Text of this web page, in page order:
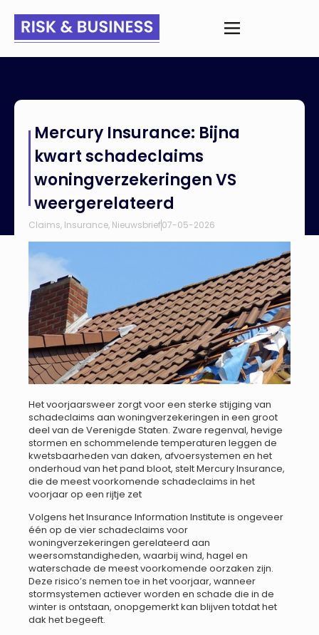
woningverzekeringen VS weergerelateerd
Mercury Insurance: Bijna
kwart schadeclaims
woningverzekeringen VS
weergerelateerd
Claims, Insurance, Nieuwsbrief07-05-2026
Het voorjaarsweer zorgt voor een sterke stijging van
schadeclaims aan woningverzekeringen in een groot
deel van de Verenigde Staten. Zware regenval, hevige
stormen en schommelende temperaturen leggen de
kwetsbaarheden van daken, afvoersystemen en het
onderhoud van het pand bloot, stelt Mercury Insurance,
die de meest voorkomende schadeclaims in het
voorjaar op een rijtje zet
Volgens het Insurance Information Institute is ongeveer
één op de vier schadeclaims voor
woningverzekeringen gerelateerd aan
weersomstandigheden, waarbij wind, hagel en
waterschade de meest voorkomende oorzaken zijn.
Deze risico’s nemen toe in het voorjaar, wanneer
stormsystemen actiever worden en schade die in de
winter is ontstaan, onopgemerkt kan blijven totdat het
dak het begeeft.